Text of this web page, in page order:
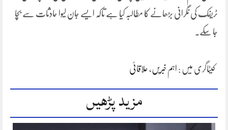
ٹریفک کی نگرانی بڑھانے کا مطالبہ کیا ہے تاکہ ایسے جان لیوا حادثات سے بچا
جا سکے۔
کیٹاگری میں : اہم خبریں ، علاقائی
مزید پڑھیں